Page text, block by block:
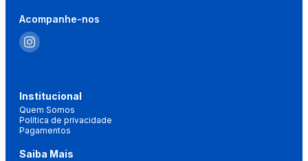
Acompanhe-nos
Institucional
Quem Somos
Política de privacidade
Pagamentos
Saiba Mais